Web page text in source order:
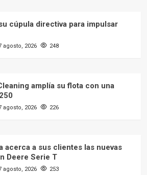
cúpula directiva para impulsar
agosto, 2026 248
amplía su flota con una
agosto, 2026 226
acerca a sus clientes las nuevas
Deere Serie T
agosto, 2026 253